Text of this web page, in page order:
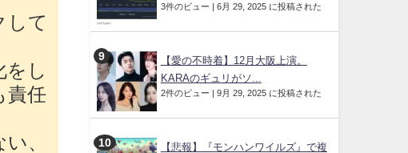
して
をし
責任
、
3件のビュー | 6月 29, 2025 に投稿された
【愛の不時着】12月大阪上演。
KARAのギュリがソ...
2件のビュー | 9月 29, 2025 に投稿された
【悲報】『モンハンワイルズ』で複